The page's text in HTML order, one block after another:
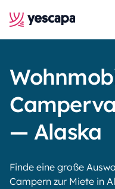
— Alaska
Finde eine große
Campern zur Miete in